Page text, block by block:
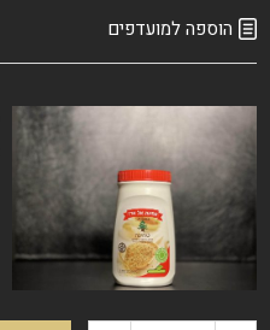
של
פלפל
חלפיניו
הוספה למועדפים